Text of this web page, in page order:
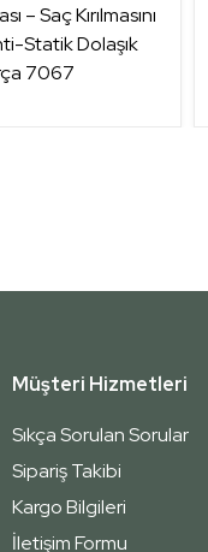
– Saç Kırılmasını
Statik Dolaşık
7067
Müşteri Hizmetleri
Sıkça Sorulan Sorular
Sipariş Takibi
Kargo Bilgileri
İletişim Formu